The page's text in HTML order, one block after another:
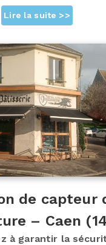
Lire la suite >>
de capteur
– Caen
à garantir la